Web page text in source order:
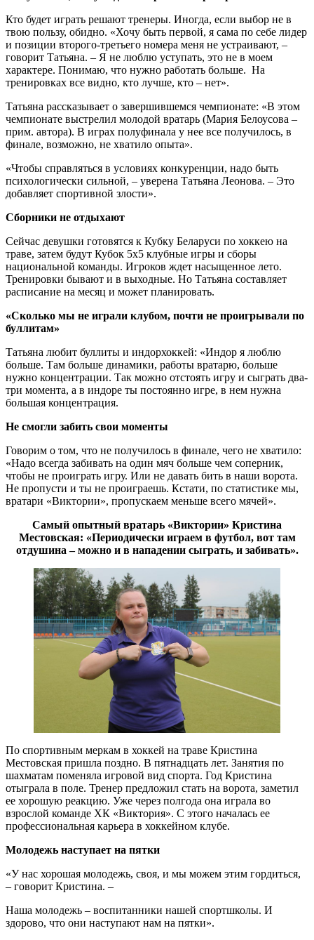
Кто будет играть решают тренеры. Иногда, если выбор не в
твою пользу, обидно. «Хочу быть первой, я сама по себе лидер
и позиции второго-третьего номера меня не устраивают, –
говорит Татьяна. – Я не люблю уступать, это не в моем
характере. Понимаю, что нужно работать больше. На
тренировках все видно, кто лучше, кто – нет».
Татьяна рассказывает о завершившемся чемпионате: «В этом
чемпионате выстрелил молодой вратарь (Мария Белоусова –
прим. автора). В играх полуфинала у нее все получилось, в
финале, возможно, не хватило опыта».
«Чтобы справляться в условиях конкуренции, надо быть
психологически сильной, – уверена Татьяна Леонова. – Это
добавляет спортивной злости».
Сборники не отдыхают
Сейчас девушки готовятся к Кубку Беларуси по хоккею на
траве, затем будут Кубок 5х5 клубные игры и сборы
национальной команды. Игроков ждет насыщенное лето.
Тренировки бывают и в выходные. Но Татьяна составляет
расписание на месяц и может планировать.
«Сколько мы не играли клубом, почти не проигрывали по
буллитам»
Татьяна любит буллиты и индорхоккей: «Индор я люблю
больше. Там больше динамики, работы вратарю, больше
нужно концентрации. Так можно отстоять игру и сыграть два-
три момента, а в индоре ты постоянно игре, в нем нужна
большая концентрация.
Не смогли забить свои моменты
Говорим о том, что не получилось в финале, чего не хватило:
«Надо всегда забивать на один мяч больше чем соперник,
чтобы не проиграть игру. Или не давать бить в наши ворота.
Не пропусти и ты не проиграешь. Кстати, по статистике мы,
вратари «Виктории», пропускаем меньше всего мячей».
Самый опытный вратарь «Виктории» Кристина
Местовская: «Периодически играем в футбол, вот там
отдушина – можно и в нападении сыграть, и забивать».
По спортивным меркам в хоккей на траве Кристина
Местовская пришла поздно. В пятнадцать лет. Занятия по
шахматам поменяла игровой вид спорта. Год Кристина
отыграла в поле. Тренер предложил стать на ворота, заметил
ее хорошую реакцию. Уже через полгода она играла во
взрослой команде ХК «Виктория». С этого началась ее
профессиональная карьера в хоккейном клубе.
Молодежь наступает на пятки
«У нас хорошая молодежь, своя, и мы можем этим гордиться,
– говорит Кристина. –
Наша молодежь – воспитанники нашей спортшколы. И
здорово, что они наступают нам на пятки».